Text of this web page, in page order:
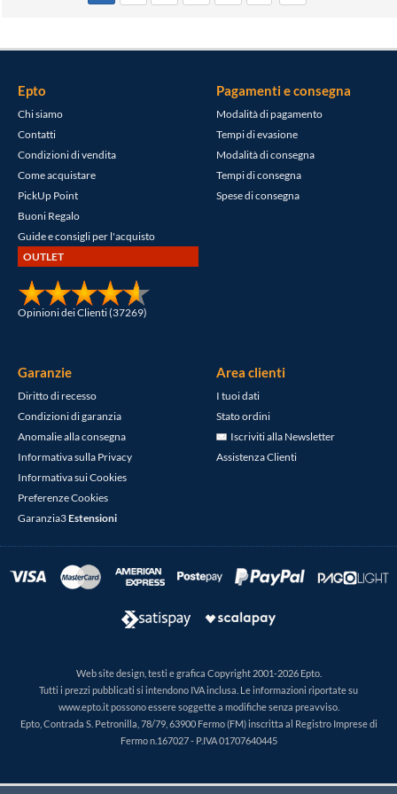
Epto
Chi siamo
Contatti
Condizioni di vendita
Come acquistare
PickUp Point
Buoni Regalo
Guide e consigli per l'acquisto
OUTLET
Opinioni dei Clienti (37269)
Pagamenti e consegna
Modalità di pagamento
Tempi di evasione
Modalità di consegna
Tempi di consegna
Spese di consegna
Garanzie
Diritto di recesso
Condizioni di garanzia
Anomalie alla consegna
Informativa sulla Privacy
Informativa sui Cookies
Preferenze Cookies
Garanzia3Estensioni
Area clienti
I tuoi dati
Stato ordini
Iscriviti alla Newsletter
Assistenza Clienti
Web site design, testi e grafica Copyright 2001-2026 Epto.
Tutti i prezzi pubblicati si intendono IVA inclusa. Le informazioni riportate su
www.epto.it possono essere soggette a modifiche senza preavviso.
Epto, Contrada S. Petronilla, 78/79, 63900 Fermo (FM) inscritta al Registro Imprese di
Fermo n.167027 - P.IVA 01707640445